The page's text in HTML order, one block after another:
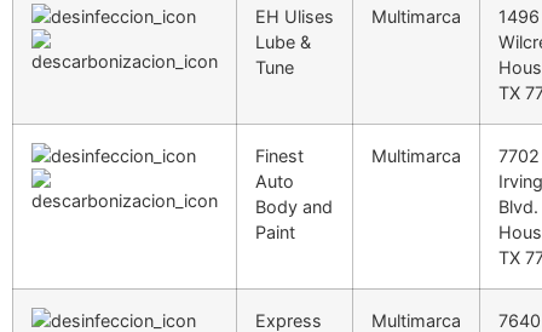
EH Ulises
Lube &
Tune
Multimarca
TX
Finest
Auto
Body and
Paint
Multimarca
7702
Blvd.
TX
Express
Multimarca
7640